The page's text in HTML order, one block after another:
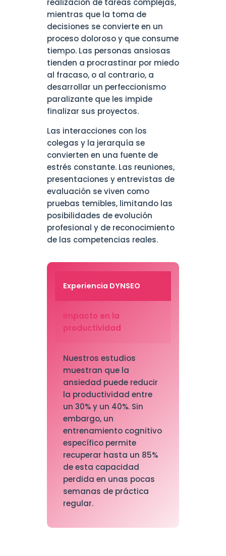
realización de tareas complejas,
mientras que la toma de
decisiones se convierte en un
proceso doloroso y que consume
tiempo. Las personas ansiosas
tienden a procrastinar por miedo
al fracaso, o al contrario, a
desarrollar un perfeccionismo
paralizante que les impide
finalizar sus proyectos.
Las interacciones con los
colegas y la jerarquía se
convierten en una fuente de
estrés constante. Las reuniones,
presentaciones y entrevistas de
evaluación se viven como
pruebas temibles, limitando las
posibilidades de evolución
profesional y de reconocimiento
de las competencias reales.
Experiencia DYNSEO
Impacto en la
productividad
Nuestros estudios
muestran que la
ansiedad puede reducir
la productividad entre
un 30% y un 40%. Sin
embargo, un
entrenamiento cognitivo
específico permite
recuperar hasta un 85%
de esta capacidad
perdida en unas pocas
semanas de práctica
regular.